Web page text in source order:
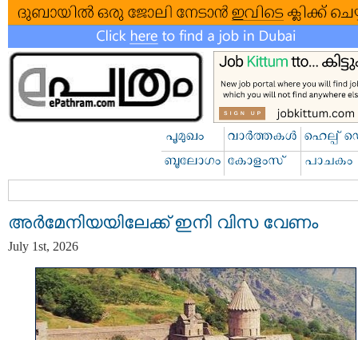
അർമേനിയയിലേക്ക് ഇനി വിസ വേണം
July 1st, 2026